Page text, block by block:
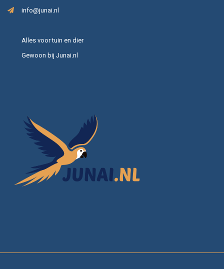
info@junai.nl
Alles voor tuin en dier
Gewoon bij Junai.nl